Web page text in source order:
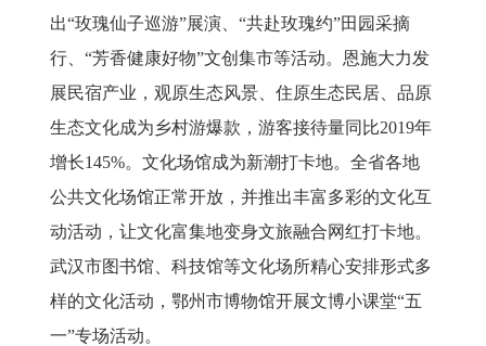
出“玫瑰仙子巡游”展演、“共赴玫瑰约”田园采摘
行、“芳香健康好物”文创集市等活动。恩施大力发
展民宿产业，观原生态风景、住原生态民居、品原
生态文化成为乡村游爆款，游客接待量同比2019年
增长145%。 文化场馆成为新潮打卡地。全省各地
公共文化场馆正常开放，并推出丰富多彩的文化互
动活动，让文化富集地变身文旅融合网红打卡地。
武汉市图书馆、科技馆等文化场所精心安排形式多
样的文化活动，鄂州市博物馆开展文博小课堂“五
一”专场活动。